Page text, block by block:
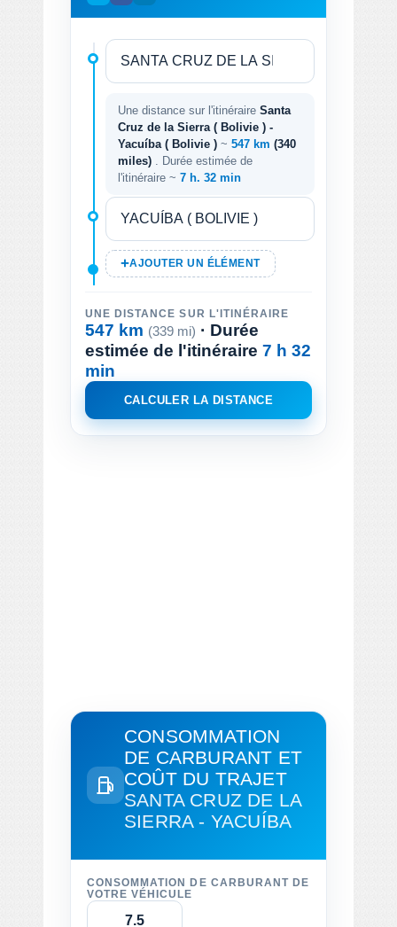
Une distance sur l'itinéraire Santa
Cruz de la Sierra ( Bolivie ) -
Yacuíba ( Bolivie ) ~ 547 km (340
miles)
. Durée estimée de
l'itinéraire ~ 7 h. 32 min
AJOUTER UN ÉLÉMENT
UNE DISTANCE SUR L'ITINÉRAIRE
547 km (339 mi) · Durée
estimée de l'itinéraire 7 h 32
min
CALCULER LA DISTANCE
CONSOMMATION
DE CARBURANT ET
COÛT DU TRAJET
SANTA CRUZ DE LA
SIERRA - YACUÍBA
CONSOMMATION DE CARBURANT DE
VOTRE VÉHICULE